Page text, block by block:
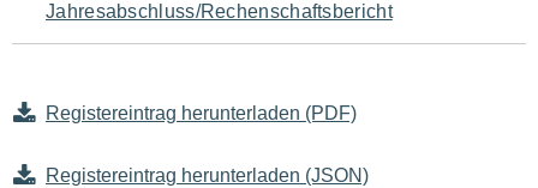
Jahresabschluss/Rechenschaftsbericht
Registereintrag herunterladen (PDF)
Registereintrag herunterladen (JSON)